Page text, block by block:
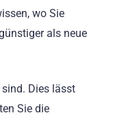
wo Sie
als neue
Dies lässt
Sie die